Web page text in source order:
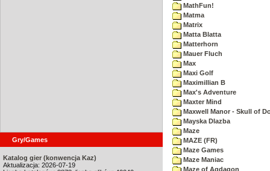
Gry/Games
Katalog gier (konwencja Kaz)
Aktualizacja: 2026-07-19
MathFun!
Matma
Matrix
Matta Blatta
Matterhorn
Mauer Fluch
Max
Maxi Golf
Maximillian B
Max's Adventure
Maxter Mind
Maxwell Manor - Skull of
Mayska Dlazba
Maze
MAZE (FR)
Maze Games
Maze Maniac
Maze of Agdagon